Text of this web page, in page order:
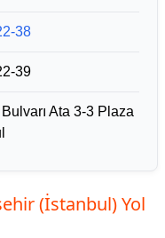
38
39
Ata 3-3 Plaza
(İstanbul) Yol